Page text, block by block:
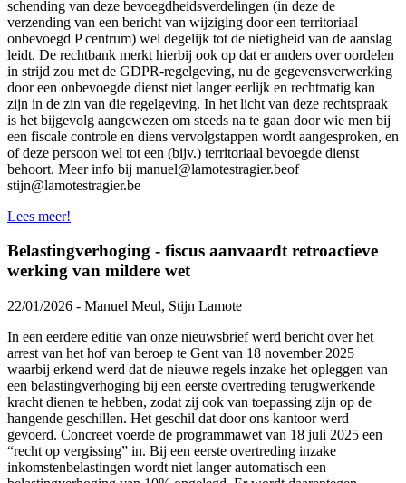
schending van deze bevoegdheidsverdelingen (in deze de
verzending van een bericht van wijziging door een territoriaal
onbevoegd P centrum) wel degelijk tot de nietigheid van de aanslag
leidt. De rechtbank merkt hierbij ook op dat er anders over oordelen
in strijd zou met de GDPR-regelgeving, nu de gegevensverwerking
door een onbevoegde dienst niet langer eerlijk en rechtmatig kan
zijn in de zin van die regelgeving. In het licht van deze rechtspraak
is het bijgevolg aangewezen om steeds na te gaan door wie men bij
een fiscale controle en diens vervolgstappen wordt aangesproken, en
of deze persoon wel tot een (bijv.) territoriaal bevoegde dienst
behoort. Meer info bij manuel@lamotestragier.beof
stijn@lamotestragier.be
Lees meer!
Belastingverhoging - fiscus aanvaardt retroactieve
werking van mildere wet
22/01/2026 - Manuel Meul, Stijn Lamote
In een eerdere editie van onze nieuwsbrief werd bericht over het
arrest van het hof van beroep te Gent van 18 november 2025
waarbij erkend werd dat de nieuwe regels inzake het opleggen van
een belastingverhoging bij een eerste overtreding terugwerkende
kracht dienen te hebben, zodat zij ook van toepassing zijn op de
hangende geschillen. Het geschil dat door ons kantoor werd
gevoerd. Concreet voerde de programmawet van 18 juli 2025 een
“recht op vergissing” in. Bij een eerste overtreding inzake
inkomstenbelastingen wordt niet langer automatisch een